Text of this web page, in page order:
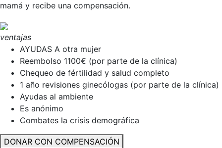
mamá y recibe una compensación.
ventajas
AYUDAS A otra mujer
Reembolso 1100€ (por parte de la clínica)
Chequeo de fértilidad y salud completo
1 año revisiones ginecólogas (por parte de la clínica)
Ayudas al ambiente
Es anónimo
Combates la crisis demográfica
DONAR CON COMPENSACIÓN